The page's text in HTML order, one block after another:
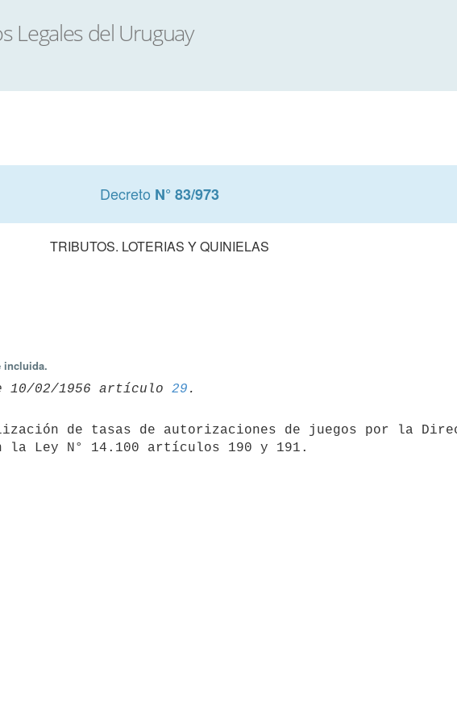
Decreto N° 83/973
TRIBUTOS. LOTERIAS Y QUINIELAS
incluida.
10/02/1956 artículo 29
de tasas de autorizaciones de juegos por la
Ley N° 14.100 artículos 190 y 191.